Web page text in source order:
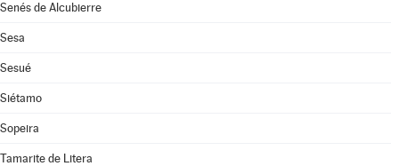
Senés de Alcubierre
Sesa
Sesué
Siétamo
Sopeira
Tamarite de Litera